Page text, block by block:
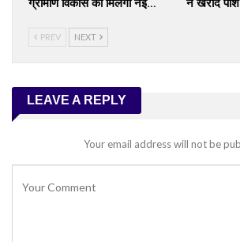
ग्रामीण विकास को मिलेगी नई… ने खरीदे
PREV NEXT
LEAVE A REPLY
Your email address will not be